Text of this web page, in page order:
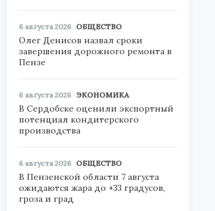
6 августа 2026 ОБЩЕСТВО
Олег Денисов назвал сроки
завершения дорожного ремонта в
Пензе
6 августа 2026 ЭКОНОМИКА
В Сердобске оценили экспортный
потенциал кондитерского
производства
6 августа 2026 ОБЩЕСТВО
В Пензенской области 7 августа
ожидаются жара до +33 градусов,
гроза и град